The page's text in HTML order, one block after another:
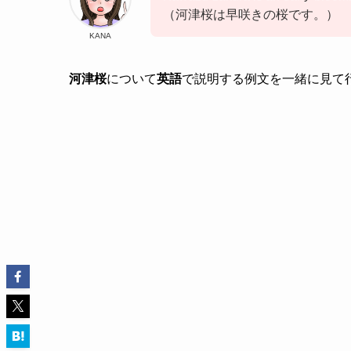
KANA
（河津桜は早咲きの桜です。）
河津桜について英語で説明する例文を一緒に見て